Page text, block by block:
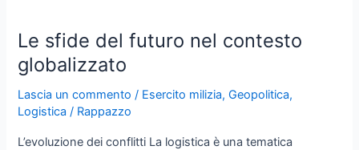
Le sfide del futuro nel contesto
globalizzato
Lascia un commento / Esercito milizia,Geopolitica,
Logistica / Rappazzo
L’evoluzione dei conflitti La logistica è una tematica